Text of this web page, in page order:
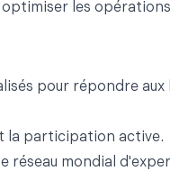
les
pour répondre aux
la participation active.
réseau mondial